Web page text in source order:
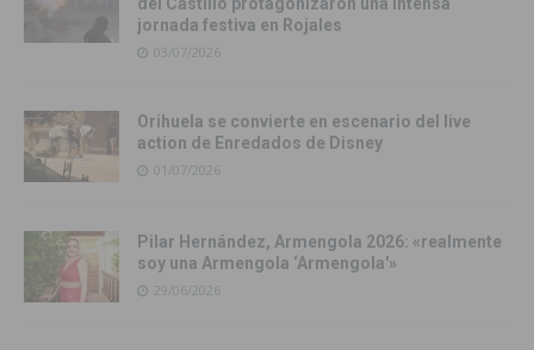
jornada festiva en Rojales
03/07/2026
Orihuela se convierte en escenario del live
action de Enredados de Disney
01/07/2026
Pilar Hernández, Armengola 2026: «realmente
soy una Armengola ‘Armengola'»
29/06/2026